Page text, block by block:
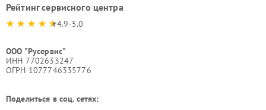
Рейтинг сервисного центра
4.9-5.0
ООО "Русервис"
ИНН 7702633247
ОГРН 1077746335776
Поделиться в соц. сетях: